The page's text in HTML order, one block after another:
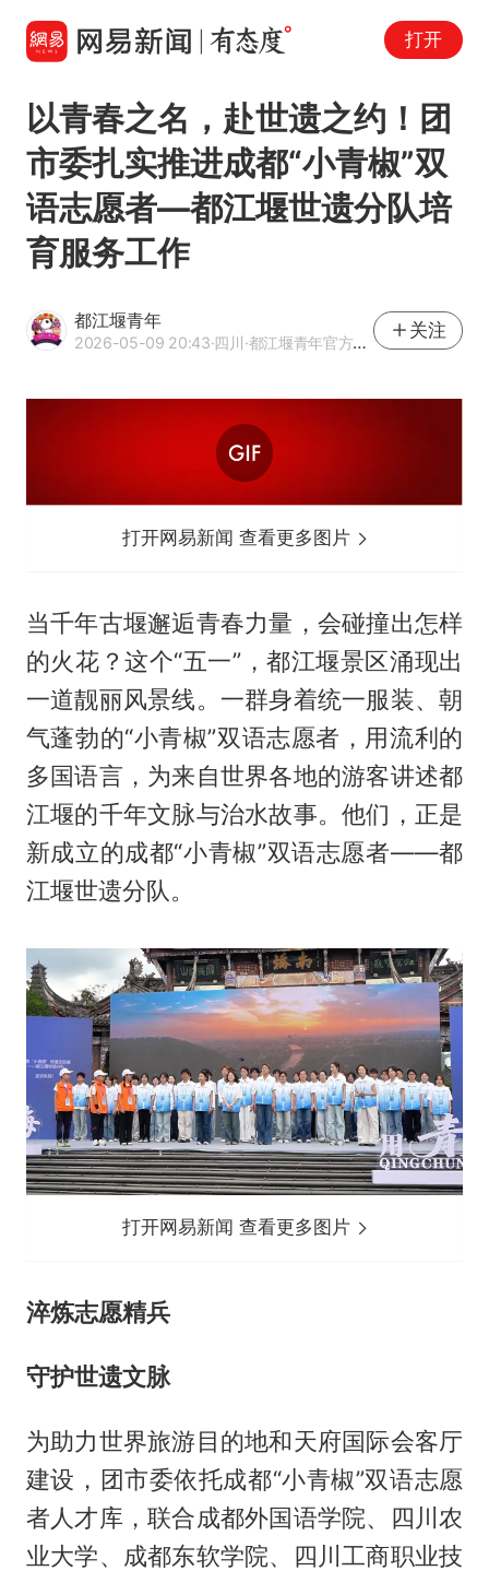
打开
以青春之名，赴世遗之约！团
市委扎实推进成都“小青椒”双
语志愿者—都江堰世遗分队培
育服务工作
都江堰青年
2026-05-09 20:43·四川·都江堰青年官方网易号
关注
打开网易新闻 查看更多图片
当千年古堰邂逅青春力量，会碰撞出怎样
的火花？这个“五一”，都江堰景区涌现出
一道靓丽风景线。一群身着统一服装、朝
气蓬勃的“小青椒”双语志愿者，用流利的
多国语言，为来自世界各地的游客讲述都
江堰的千年文脉与治水故事。他们，正是
新成立的成都“小青椒”双语志愿者——都
江堰世遗分队。
打开网易新闻 查看更多图片
淬炼志愿精兵
守护世遗文脉
为助力世界旅游目的地和天府国际会客厅
建设，团市委依托成都“小青椒”双语志愿
者人才库，联合成都外国语学院、四川农
业大学、成都东软学院、四川工商职业技